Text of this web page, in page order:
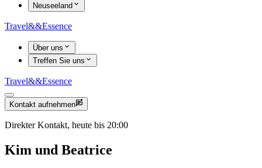
Neuseeland
Travel&&Essence
Über uns
Treffen Sie uns
Travel&&Essence
Kontakt aufnehmen
Direkter Kontakt, heute bis 20:00
Kim und Beatrice